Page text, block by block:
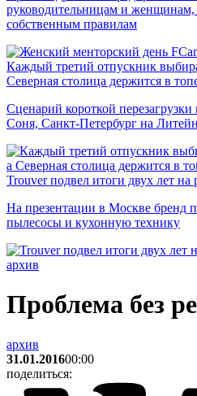
руководительницам и
собственным правилам
Каждый третий отпускник
Северная столица держится в
Сценарий короткой перезагрузки
Соня, Санкт-Петербург на
Trouver подвел итоги двух лет
На презентации в Москве бренд
пылесосы и кухонную технику
архив
Проблема без
архив
31.01.201600:00
поделиться: